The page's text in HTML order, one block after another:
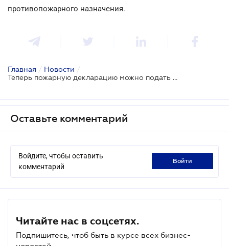
противопожарного назначения.
Главная / Новости /
Теперь пожарную декларацию можно подать онлайн
Оставьте комментарий
Войдите, чтобы оставить
комментарий
войти
Читайте нас в соцсетях.
Подпишитесь, чтоб быть в курсе всех бизнес-